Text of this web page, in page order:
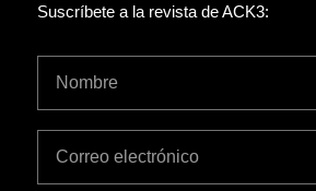
Suscríbete a la revista de ACK3: